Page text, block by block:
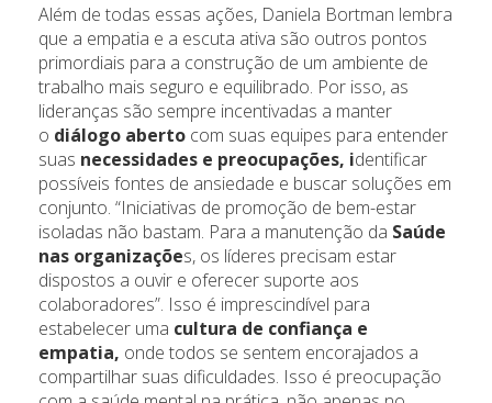
Além de todas essas ações, Daniela Bortman lembra
que a empatia e a escuta ativa são outros pontos
primordiais para a construção de um ambiente de
trabalho mais seguro e equilibrado. Por isso, as
lideranças são sempre incentivadas a manter
o diálogo aberto com suas equipes para entender
suas necessidades e preocupações, identificar
possíveis fontes de ansiedade e buscar soluções em
conjunto. “Iniciativas de promoção de bem-estar
isoladas não bastam. Para a manutenção da Saúde
nas organizações, os líderes precisam estar
dispostos a ouvir e oferecer suporte aos
colaboradores”. Isso é imprescindível para
estabelecer uma cultura de confiança e
empatia, onde todos se sentem encorajados a
compartilhar suas dificuldades. Isso é preocupação